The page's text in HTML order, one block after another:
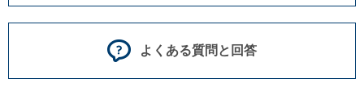
よくある質問と回答